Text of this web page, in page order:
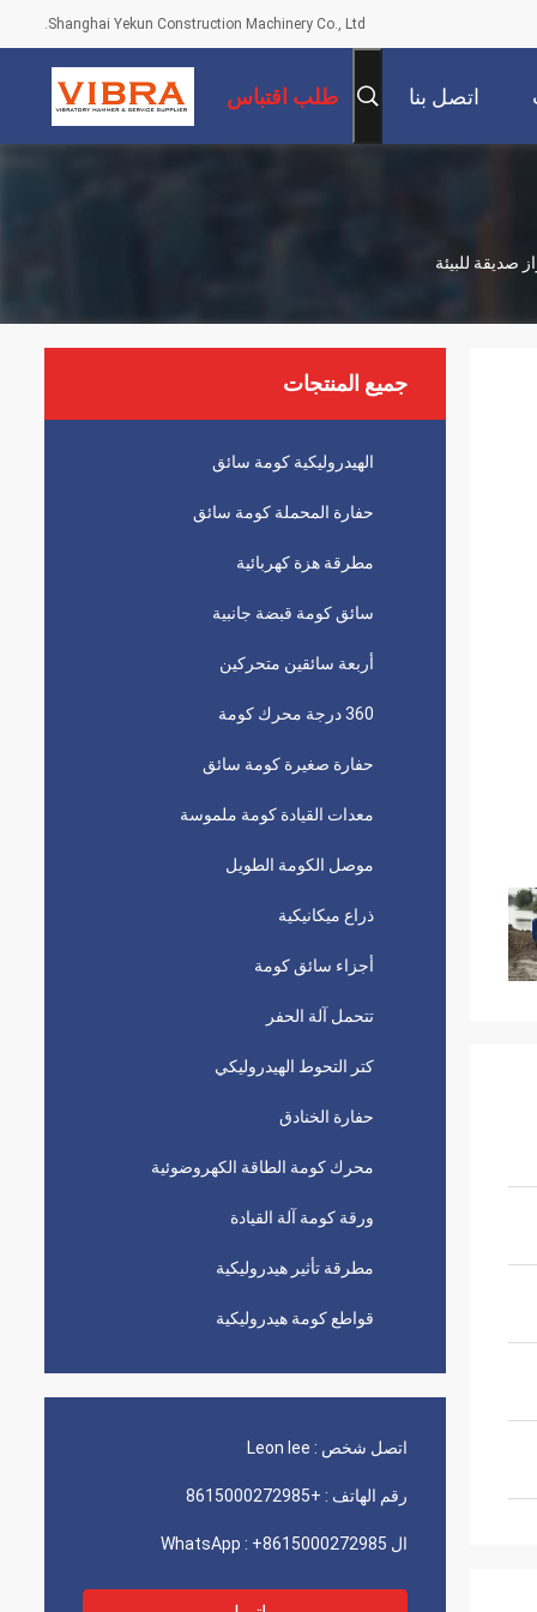
Shanghai Yekun Construction Machinery Co., Ltd.
اتصل بنا طلب اقتباس
صديقة للبيئة
جميع المنتجات
الهيدروليكية كومة سائق
حفارة المحملة كومة سائق
مطرقة هزة كهربائية
سائق كومة قبضة جانبية
أربعة سائقين متحركين
360 درجة محرك كومة
حفارة صغيرة كومة سائق
معدات القيادة كومة ملموسة
موصل الكومة الطويل
ذراع ميكانيكية
أجزاء سائق كومة
تتحمل آلة الحفر
كتر التحوط الهيدروليكي
حفارة الخنادق
محرك كومة الطاقة الكهروضوئية
ورقة كومة آلة القيادة
مطرقة تأثير هيدروليكية
قواطع كومة هيدروليكية
اتصل شخص : Leon lee
رقم الهاتف : +8615000272985
ال WhatsApp : +8615000272985